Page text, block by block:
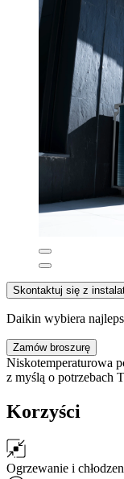
Skontaktuj się z
Daikin wybiera
Zamów broszurę
Niskotemperaturowa
z myślą o potrzebach
Korzyści
Ogrzewanie i